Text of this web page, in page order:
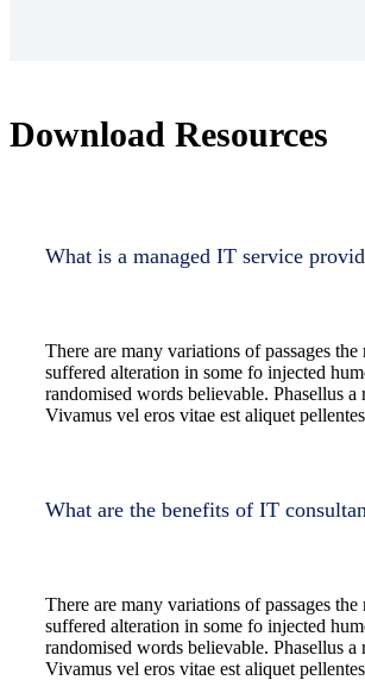
Download Resources
What is a managed IT service
There are many variations of passages
suffered alteration in some fo injected
randomised words believable. Phasellus a
Vivamus vel eros vitae est aliquet
What are the benefits of IT
There are many variations of passages
suffered alteration in some fo injected
randomised words believable. Phasellus a
Vivamus vel eros vitae est aliquet